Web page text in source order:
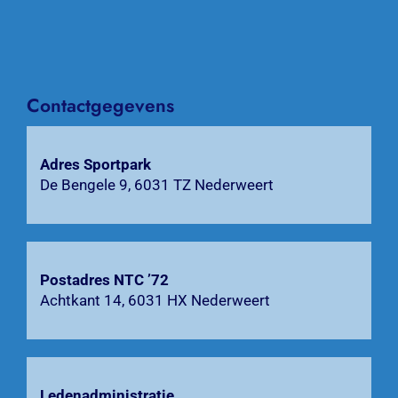
Activiteiten
Agenda
Zoeken
Contactgegevens
Adres Sportpark
De Bengele 9, 6031 TZ Nederweert
Postadres NTC ’72
Achtkant 14, 6031 HX Nederweert